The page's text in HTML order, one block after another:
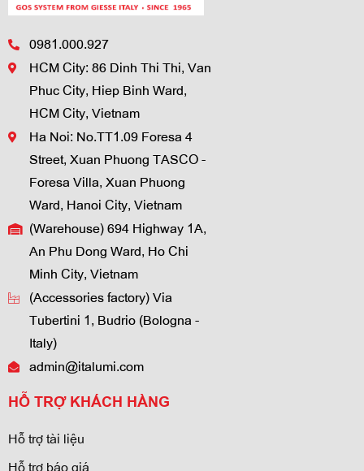
0981.000.927
HCM City: 86 Dinh Thi Thi, Van
Phuc City, Hiep Binh Ward,
HCM City, Vietnam
Ha Noi: No.TT1.09 Foresa 4
Street, Xuan Phuong TASCO -
Foresa Villa, Xuan Phuong
Ward, Hanoi City, Vietnam
(Warehouse) 694 Highway 1A,
An Phu Dong Ward, Ho Chi
Minh City, Vietnam
(Accessories factory) Via
Tubertini 1, Budrio (Bologna -
Italy)
admin@italumi.com
HỖ TRỢ KHÁCH HÀNG
Hỗ trợ tài liệu
Hỗ trợ báo giá